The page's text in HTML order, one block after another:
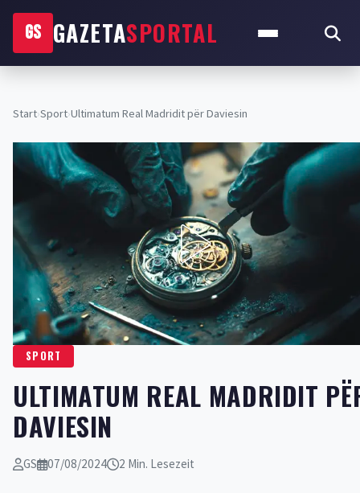
GS GAZETASPORTAL
Start›Sport›Ultimatum Real Madridit për Daviesin
SPORT
ULTIMATUM REAL MADRIDIT
DAVIESIN
GS 07/08/2024 2 Min. Lesezeit